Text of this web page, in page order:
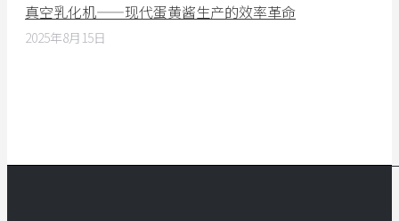
真空乳化机——现代蛋黄酱生产的效率革命
2025年8月15日